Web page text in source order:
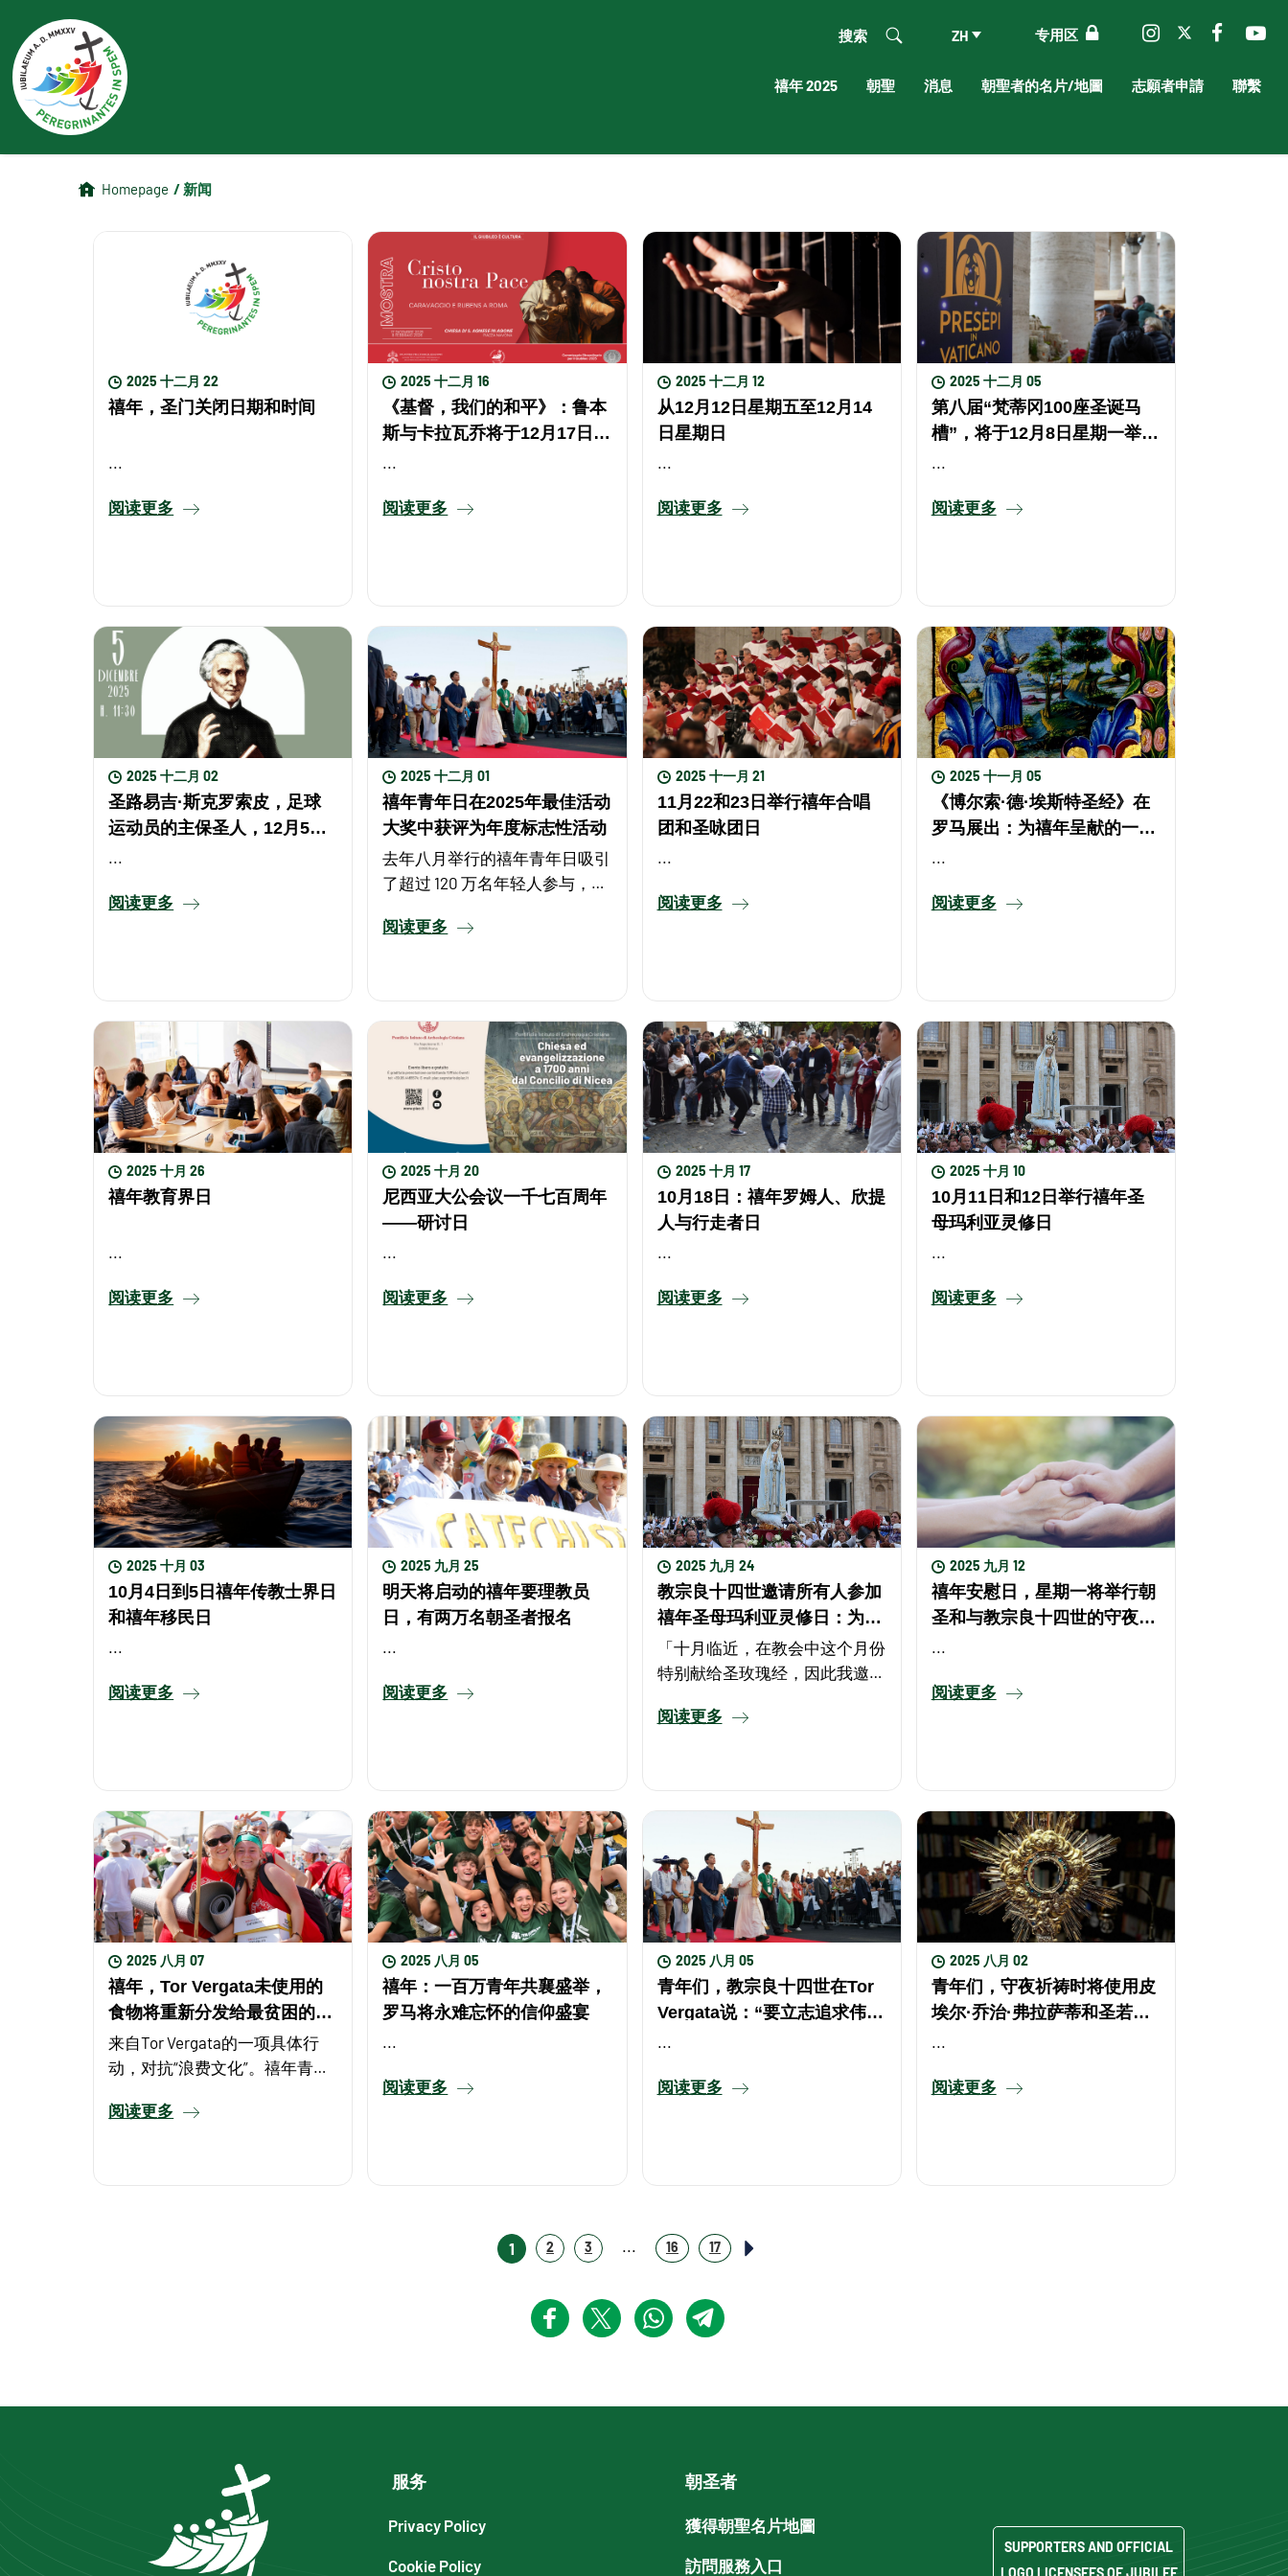
专用区
ZH
搜索
禧年 2025 朝聖 消息 朝聖者的名片/地圖 志願者申請 聯繫
Homepage / 新闻
2025 十二月 22
禧年，圣门关闭日期和时间
...
阅读更多
2025 十二月 16
《基督，我们的和平》：鲁本
斯与卡拉瓦乔将于12月17日起
...
阅读更多
2025 十二月 12
从12月12日星期五至12月14
日星期日
...
阅读更多
2025 十二月 05
第八届“梵蒂冈100座圣诞马
槽”，将于12月8日星期一举行
...
阅读更多
2025 十二月 02
圣路易吉·斯克罗索皮，足球
运动员的主保圣人，12月5日
...
阅读更多
2025 十二月 01
禧年青年日在2025年最佳活动
大奖中获评为年度标志性活动
去年八月举行的禧年青年日吸引
了超过 120 万名年轻人参与，并
Event Awards 2025 ...
阅读更多
2025 十一月 21
11月22和23日举行禧年合唱
团和圣咏团日
...
阅读更多
2025 十一月 05
《博尔索·德·埃斯特圣经》在
罗马展出：为禧年呈献的一部
...
阅读更多
2025 十月 26
禧年教育界日
...
阅读更多
2025 十月 20
尼西亚大公会议一千七百周年
——研讨日
...
阅读更多
2025 十月 17
10月18日：禧年罗姆人、欣提
人与行走者日
...
阅读更多
2025 十月 10
10月11日和12日举行禧年圣
母玛利亚灵修日
...
阅读更多
2025 十月 03
10月4日到5日禧年传教士界日
和禧年移民日
...
阅读更多
2025 九月 25
明天将启动的禧年要理教员
日，有两万名朝圣者报名
...
阅读更多
2025 九月 24
教宗良十四世邀请所有人参加
禧年圣母玛利亚灵修日：为和
平在广场上诵念玫瑰经
「十月临近，在教会中这个月份
特别献给圣玫瑰经，因此我邀请
个人、家庭还是团体，都诵念玫
阅读更多
2025 九月 12
禧年安慰日，星期一将举行朝
圣和与教宗良十四世的守夜祈
...
阅读更多
2025 八月 07
禧年，Tor Vergata未使用的
食物将重新分发给最贫困的人
群
来自Tor Vergata的一项具体行
动，对抗“浪费文化”。禧年青年
推动下，那些在Tor ...
阅读更多
2025 八月 05
禧年：一百万青年共襄盛举，
罗马将永难忘怀的信仰盛宴
...
阅读更多
2025 八月 05
青年们，教宗良十四世在Tor
Vergata说：“要立志追求伟大
...
阅读更多
2025 八月 02
青年们，守夜祈祷时将使用皮
埃尔·乔治·弗拉萨蒂和圣若望·
...
阅读更多
1 2 3 ... 16 17
服务
Privacy Policy
Cookie Policy
朝圣者
獲得朝聖名片地圖
訪問服務入口
SUPPORTERS AND OFFICIAL
LOGO LICENSEES OF JUBILEE